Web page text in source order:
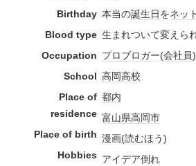
Birthday 本当の誕生日をネット
Blood type 生まれついて変えら
Occupation プロブロガー(会社員)
School 高岡高校
Place of
residence
都内
Place of birth
富山県高岡市
Hobbies
漫画(読むほう)
アイデア倒れ